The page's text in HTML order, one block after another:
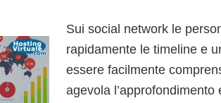
Sui social network le
rapidamente le timeline e
essere facilmente
agevola l’approfondimento